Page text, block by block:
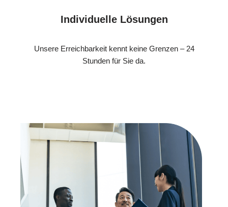
Individuelle Lösungen
Unsere Erreichbarkeit kennt keine Grenzen – 24
Stunden für Sie da.